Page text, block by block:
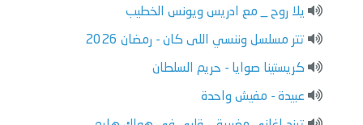
يلا روح _ مع ادريس ويونس الخطيب
تتر مسلسل وننسي اللى كان - رمضان 2026
كريستينا صوايا - حريم السلطان
عبيدة - مفيش واحدة